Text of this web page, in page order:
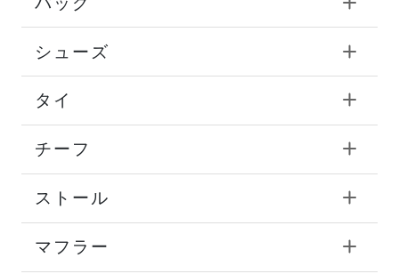
シューズ
タイ
チーフ
ストール
マフラー